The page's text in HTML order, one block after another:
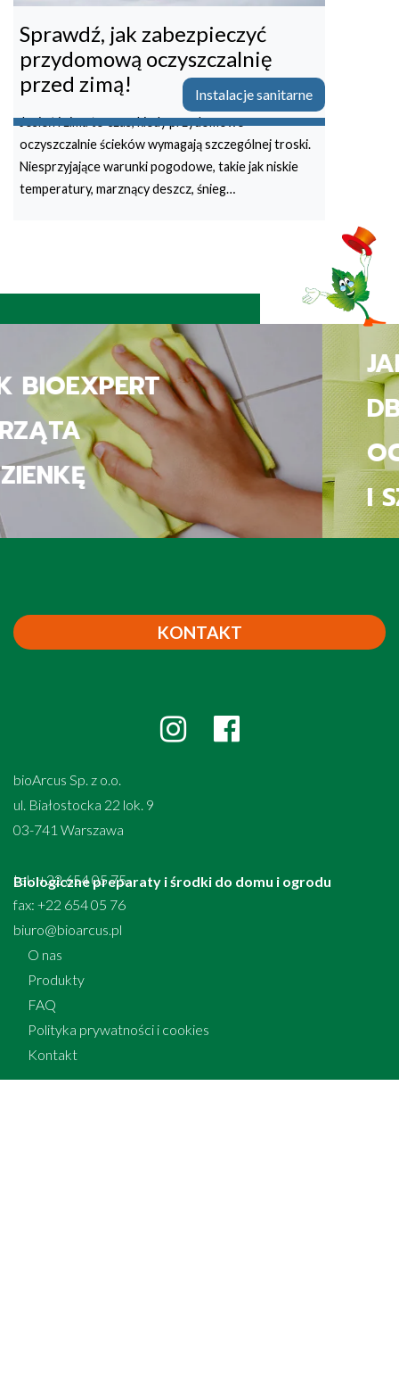
Instalacje sanitarne
Sprawdź, jak zabezpieczyć
przydomową oczyszczalnię
przed zimą!
Jesień i zima to czas, kiedy przydomowe
oczyszczalnie ścieków wymagają szczególnej troski.
Niesprzyjające warunki pogodowe, takie jak niskie
temperatury, marznący deszcz, śnieg…
JAK BIOEXPERT
DBA O
OCZYSZCZALNIE
I SZAMBA
KONTAKT
bioArcus Sp. z o.o.
ul. Białostocka 22 lok. 9
03-741 Warszawa
Biologiczne preparaty i środki do domu i ogrodu
tel.: +22 654 05 75
fax: +22 654 05 76
biuro@bioarcus.pl
O nas
Produkty
FAQ
Polityka prywatności i cookies
Kontakt